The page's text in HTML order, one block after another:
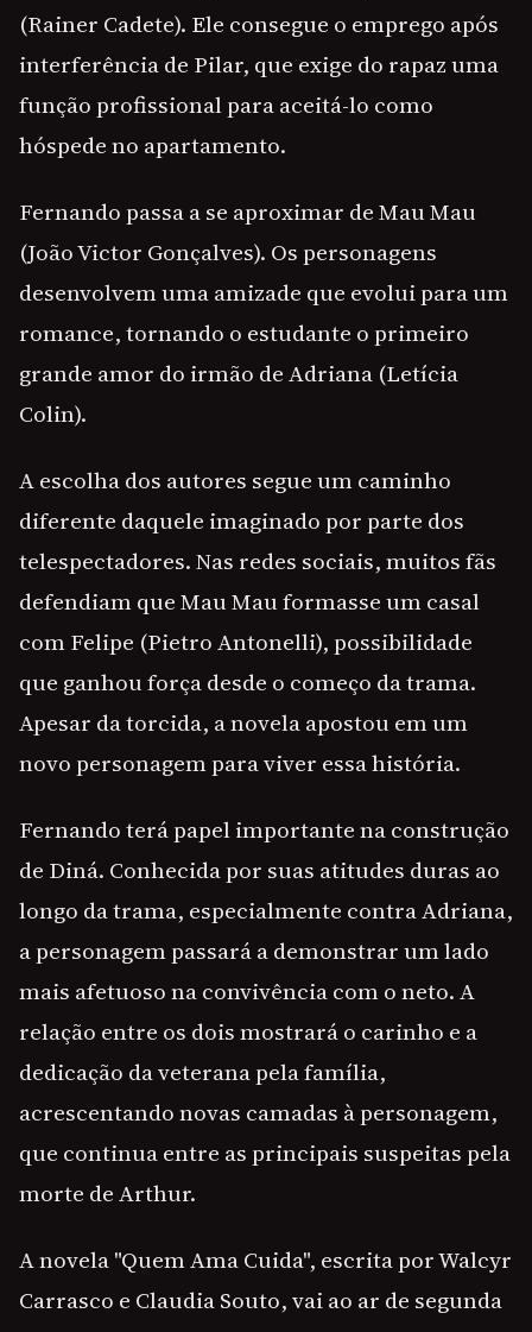
(Rainer Cadete). Ele consegue o emprego após
interferência de Pilar, que exige do rapaz uma
função profissional para aceitá-lo como
hóspede no apartamento.
Fernando passa a se aproximar de Mau Mau
(João Victor Gonçalves). Os personagens
desenvolvem uma amizade que evolui para um
romance, tornando o estudante o primeiro
grande amor do irmão de Adriana (Letícia
Colin).
A escolha dos autores segue um caminho
diferente daquele imaginado por parte dos
telespectadores. Nas redes sociais, muitos fãs
defendiam que Mau Mau formasse um casal
com Felipe (Pietro Antonelli), possibilidade
que ganhou força desde o começo da trama.
Apesar da torcida, a novela apostou em um
novo personagem para viver essa história.
Fernando terá papel importante na construção
de Diná. Conhecida por suas atitudes duras ao
longo da trama, especialmente contra Adriana,
a personagem passará a demonstrar um lado
mais afetuoso na convivência com o neto. A
relação entre os dois mostrará o carinho e a
dedicação da veterana pela família,
acrescentando novas camadas à personagem,
que continua entre as principais suspeitas pela
morte de Arthur.
A novela "Quem Ama Cuida", escrita por Walcyr
Carrasco e Claudia Souto, vai ao ar de segunda